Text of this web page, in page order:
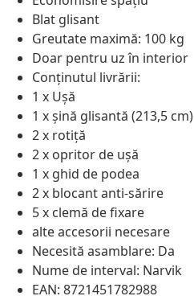
Blat glisant
Greutate maximă: 100 kg
Doar pentru uz în interior
Conținutul livrării:
1 x Ușă
1 x șină glisantă (213,5 cm)
2 x rotiță
2 x opritor de ușă
1 x ghid de podea
2 x blocant anti-sărire
5 x clemă de fixare
alte accesorii necesare
Necesită asamblare: Da
Nume de interval: Narvik
EAN: 8721451782988